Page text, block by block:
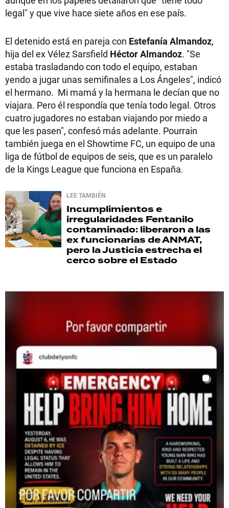
legal" y que vive hace siete años en ese país.
El detenido está en pareja con Estefanía Almandoz,
hija del ex Vélez Sarsfield Héctor Almandoz. "Se
estaba trasladando con todo el equipo, estaban
yendo a jugar unas semifinales a Los Ángeles", indicó
el hermano. Mi mamá y la hermana le decían que no
viajara. Pero él respondía que tenía todo legal. Otros
cuatro jugadores no estaban viajando por miedo a
que les pasen", confesó más adelante. Pourrain
también juega en el Showtime FC, un equipo de una
liga de fútbol de equipos de seis, que es un paralelo
de la Kings League que funciona en España.
LEE TAMBIÉN
Incumplimientos e
irregularidades Fentanilo
contaminado: liberaron a las
ex funcionarias de ANMAT,
pero la Justicia estrecha el
cerco sobre el Estado